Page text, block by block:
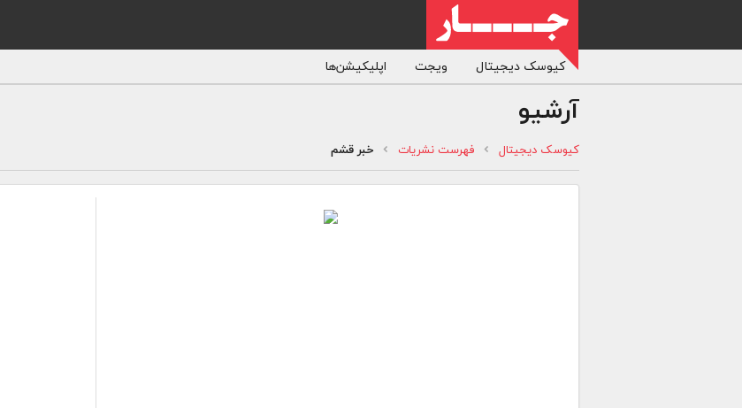
کیوسک دیجیتال ویجت اپلیکیشن‌ها
آرشیو
کیوسک دیجیتال فهرست نشریات خبر قشم